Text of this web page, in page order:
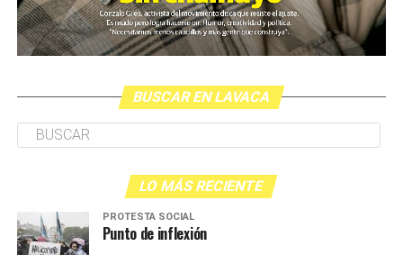
BUSCAR EN LAVACA
LO MÁS RECIENTE
PROTESTA SOCIAL
Punto de inflexión